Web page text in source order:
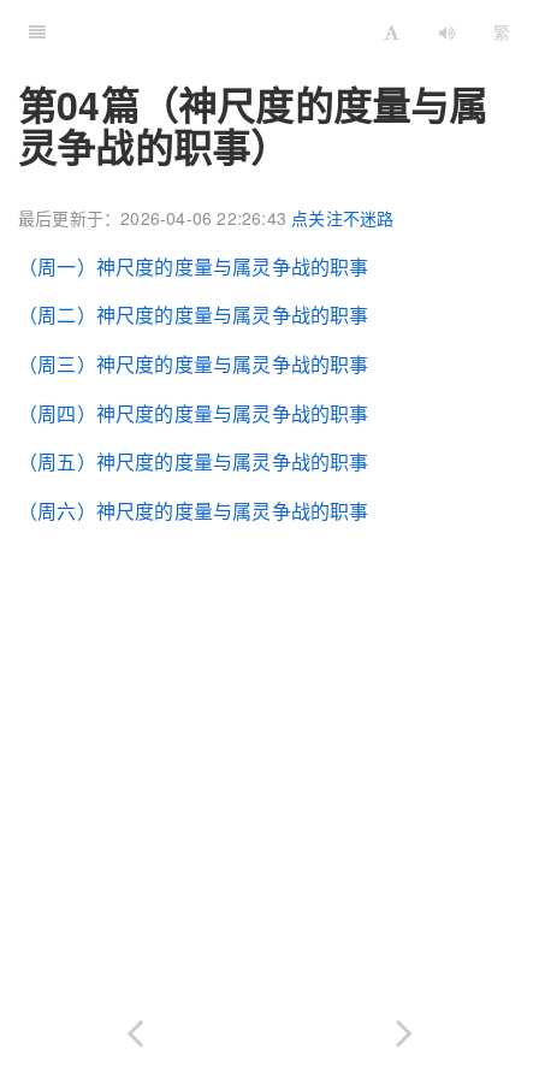
繁
第04篇（神尺度的度量与属
灵争战的职事）
最后更新于：2026-04-06 22:26:43 点关注不迷路
（周一）神尺度的度量与属灵争战的职事
（周二）神尺度的度量与属灵争战的职事
（周三）神尺度的度量与属灵争战的职事
（周四）神尺度的度量与属灵争战的职事
（周五）神尺度的度量与属灵争战的职事
（周六）神尺度的度量与属灵争战的职事